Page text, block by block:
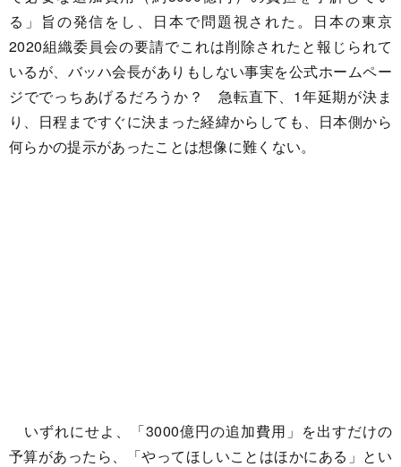
る」旨の発信をし、日本で問題視された。日本の東京
2020組織委員会の要請でこれは削除されたと報じられて
いるが、バッハ会長がありもしない事実を公式ホームペー
ジででっちあげるだろうか？ 急転直下、1年延期が決ま
り、日程まですぐに決まった経緯からしても、日本側から
何らかの提示があったことは想像に難くない。
いずれにせよ、「3000億円の追加費用」を出すだけの
予算があったら、「やってほしいことはほかにある」とい